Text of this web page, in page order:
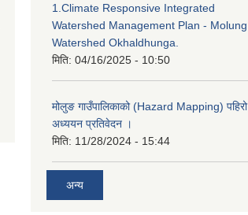
1.Climate Responsive Integrated
Watershed Management Plan - Molung
Watershed Okhaldhunga.
मिति: 04/16/2025 - 10:50
मोलुङ गाउँपालिकाको (Hazard Mapping) पहिरो
अध्ययन प्रतिवेदन ।
मिति: 11/28/2024 - 15:44
अन्य